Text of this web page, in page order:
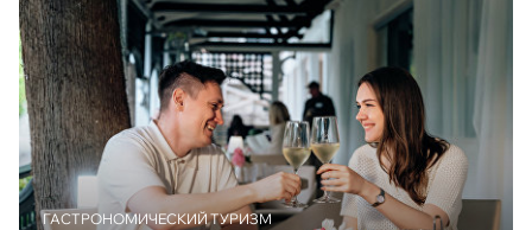
ГАСТРОНОМИЧЕСКИЙ ТУРИЗМ